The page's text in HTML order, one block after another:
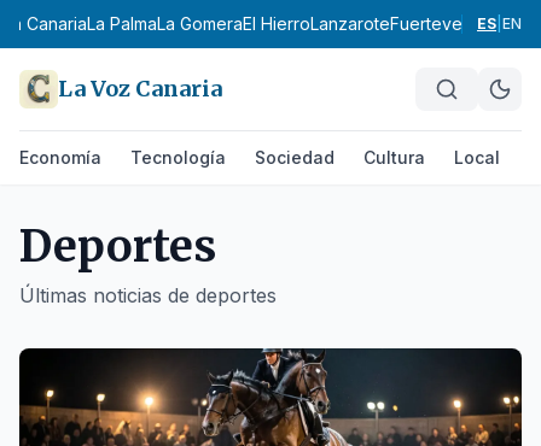
CanariaLa PalmaLa GomeraEl HierroLanzaroteFuerteventuraÁrea
ES EN
La Voz Canaria
Economía Tecnología Sociedad Cultura Local
Deportes
Últimas noticias de deportes